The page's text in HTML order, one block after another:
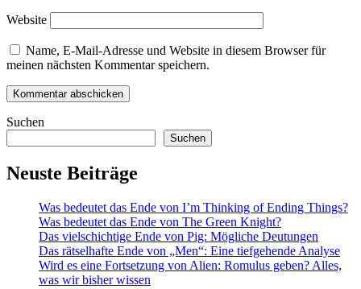
Website
Name, E-Mail-Adresse und Website in diesem Browser für
meinen nächsten Kommentar speichern.
Suchen
Suchen
Neuste Beiträge
Was bedeutet das Ende von I’m Thinking of Ending Things?
Was bedeutet das Ende von The Green Knight?
Das vielschichtige Ende von Pig: Mögliche Deutungen
Das rätselhafte Ende von „Men“: Eine tiefgehende Analyse
Wird es eine Fortsetzung von Alien: Romulus geben? Alles,
was wir bisher wissen